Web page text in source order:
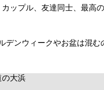
ップル、友達同士、最高
デンウィークやお盆は混む